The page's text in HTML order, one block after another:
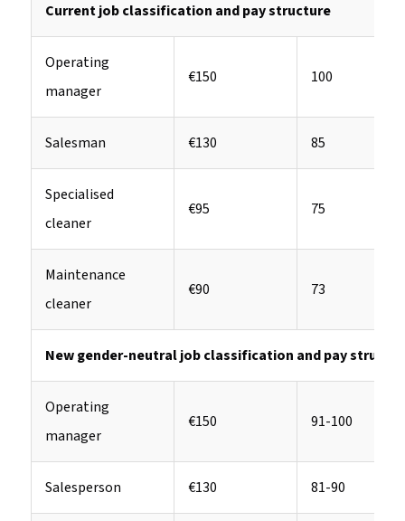
Current job classification and pay structure
Operating
manager
€150 100
Salesman €130 85
Specialised
cleaner
€95 75
Maintenance
cleaner
€90 73
New gender-neutral job classification and pay
Operating
manager
€150 91-100
Salesperson €130 81-90